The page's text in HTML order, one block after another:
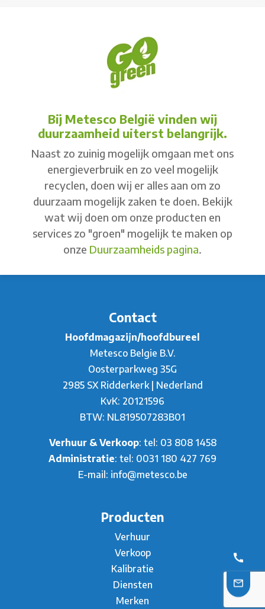
Bij Metesco België vinden wij
duurzaamheid uiterst belangrijk.
Naast zo zuinig mogelijk omgaan met ons
energieverbruik en zo veel mogelijk
recyclen, doen wij er alles aan om zo
duurzaam mogelijk zaken te doen. Bekijk
wat wij doen om onze producten en
services zo "groen" mogelijk te maken op
onze Duurzaamheids pagina.
Contact
Hoofdmagazijn/hoofdbureel
Metesco Belgie B.V.
Oosterparkweg 35G
2985 SX Ridderkerk | Nederland
KvK: 20121596
BTW: NL819507283B01
Verhuur & Verkoop: tel: 03 808 1458
Administratie: tel: 0031 180 427 769
E-mail: info@metesco.be
Producten
Verhuur
Verkoop
Kalibratie
Diensten
Merken